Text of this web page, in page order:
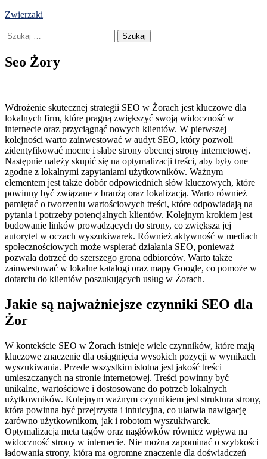
Skip
content
Zwierzaki
Szukaj:
Seo Żory
Wdrożenie skutecznej strategii SEO w Żorach jest kluczowe dla
lokalnych firm, które pragną zwiększyć swoją widoczność w
internecie oraz przyciągnąć nowych klientów. W pierwszej
kolejności warto zainwestować w audyt SEO, który pozwoli
zidentyfikować mocne i słabe strony obecnej strony internetowej.
Następnie należy skupić się na optymalizacji treści, aby były one
zgodne z lokalnymi zapytaniami użytkowników. Ważnym
elementem jest także dobór odpowiednich słów kluczowych, które
powinny być związane z branżą oraz lokalizacją. Warto również
pamiętać o tworzeniu wartościowych treści, które odpowiadają na
pytania i potrzeby potencjalnych klientów. Kolejnym krokiem jest
budowanie linków prowadzących do strony, co zwiększa jej
autorytet w oczach wyszukiwarek. Również aktywność w mediach
społecznościowych może wspierać działania SEO, ponieważ
pozwala dotrzeć do szerszego grona odbiorców. Warto także
zainwestować w lokalne katalogi oraz mapy Google, co pomoże w
dotarciu do klientów poszukujących usług w Żorach.
Jakie są najważniejsze czynniki SEO dla
Żor
W kontekście SEO w Żorach istnieje wiele czynników, które mają
kluczowe znaczenie dla osiągnięcia wysokich pozycji w wynikach
wyszukiwania. Przede wszystkim istotna jest jakość treści
umieszczanych na stronie internetowej. Treści powinny być
unikalne, wartościowe i dostosowane do potrzeb lokalnych
użytkowników. Kolejnym ważnym czynnikiem jest struktura strony,
która powinna być przejrzysta i intuicyjna, co ułatwia nawigację
zarówno użytkownikom, jak i robotom wyszukiwarek.
Optymalizacja meta tagów oraz nagłówków również wpływa na
widoczność strony w internecie. Nie można zapominać o szybkości
ładowania strony, która ma ogromne znaczenie dla doświadczeń